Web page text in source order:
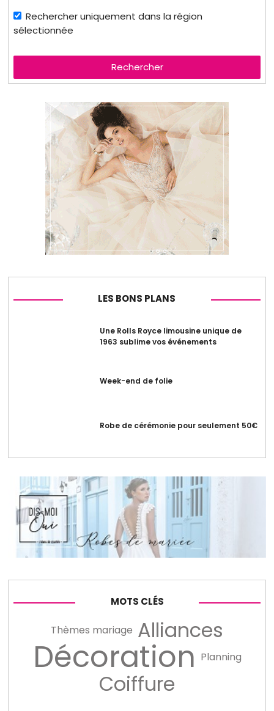
Rechercher uniquement dans la région
sélectionnée
Rechercher
LES BONS PLANS
Une Rolls Royce limousine unique de
1963 sublime vos événements
Week-end de folie
Robe de cérémonie pour seulement 50€
MOTS CLÉS
Thèmes mariage Alliances
Décoration Planning
Coiffure